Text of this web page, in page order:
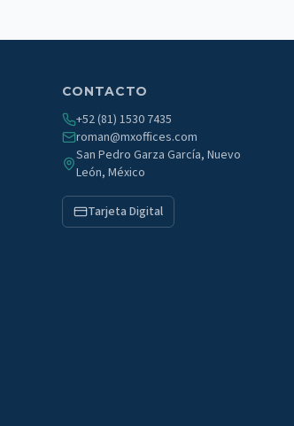
CONTACTO
+52 (81) 1530 7435
roman@mxoffices.com
San Pedro Garza García, Nuevo
León, México
Tarjeta Digital